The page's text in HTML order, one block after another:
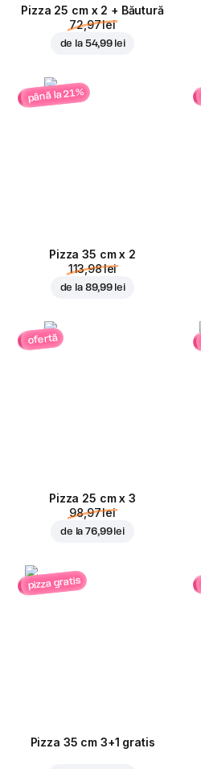
Pizza 25 cm x 2 + Băutură
72,97 lei
de la 54,99 lei
până la 21%
Pizza 35 cm x 2
113,98 lei
de la 89,99 lei
ofertă
Pizza 25 cm x 3
98,97 lei
de la76,99 lei
pizza gratis
Pizza 35 cm 3+1 gratis